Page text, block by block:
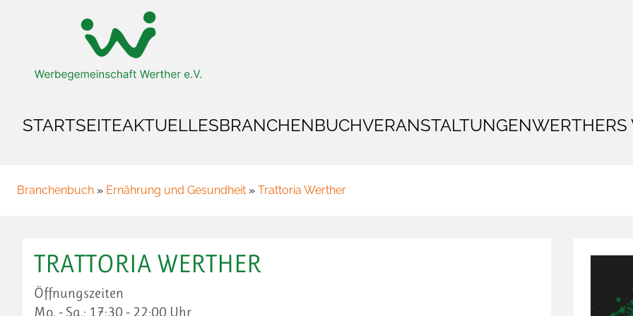
STARTSEITEAKTUELLESBRANCHENBUCHVERANSTALTUNGENWERTHERS
Branchenbuch » Ernährung und Gesundheit » Trattoria Werther
TRATTORIA WERTHER
Öffnungszeiten
Mo. - Sa.: 17:30 - 22:00 Uhr